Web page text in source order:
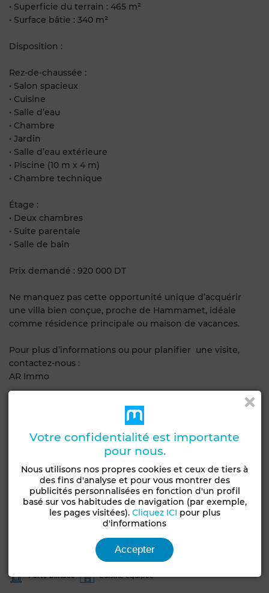
• Superficie du terrain : 465 m²
• Surface bâtie : 340 m²
Disposition :
Rez-de-chaussée :
• Salon spacieux
• Cuisine
• Salle d’eau
• Chambre
• Jardin
• Salle d’eau extérieure
• Piscine (10 m x 4 m)
• Chambre technique
Étage :
• Deux chambres
• Suite parentale
• Salle de bain
Prix demandé : 920 000 DT
Ne manquez pas cette opportunité unique d’acquérir
une villa bien conçue, proche de Hammamet, idéale
comme résidence principale ou maison de vacances.
Pour plus d’informations ou pour planifier une visite,
contactez-nous :
AR Immo
Caractéristiques générales
Type de bien Etat
Bon état / habitable
Années
Moins d'un an
Type du sol
Parquet
Nombre d'étages
Terrasse Vue sur les montagnes
Chambre rangement Climatisation
Porte blindée Cuisine équipée
Votre confidentialité est importante
pour nous.
Nous utilisons nos propres cookies et ceux de tiers à
des fins d'analyse et pour vous montrer des
publicités personnalisées en fonction d'un profil
basé sur vos habitudes de navigation (par exemple,
les pages visitées). Cliquez ICI pour plus
d'informations
Accepter